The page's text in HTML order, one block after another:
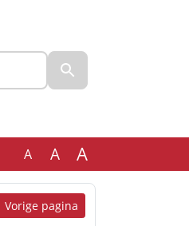
A A A
Vorige pagina